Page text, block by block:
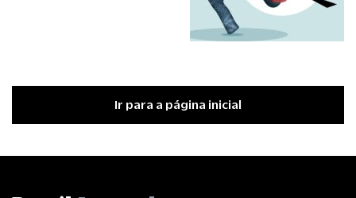
Ir para a página inicial